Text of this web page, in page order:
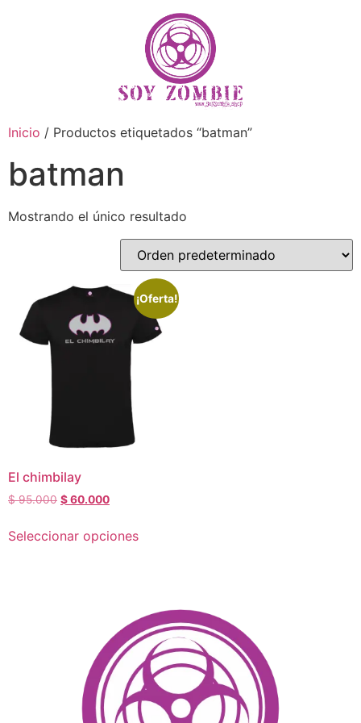
Inicio / Productos etiquetados “batman”
batman
Mostrando el único resultado
¡Oferta!
El chimbilay
$95.000 $60.000
Seleccionar opciones